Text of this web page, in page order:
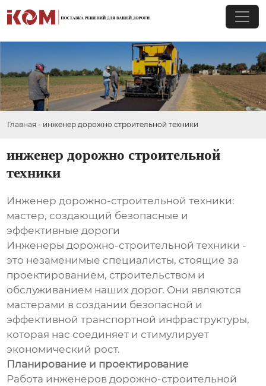
Главная - инженер дорожно строительной техники
инженер дорожно строительной
техники
Инженер дорожно-строительной техники:
мастер, создающий безопасные и
эффективные дороги
Инженеры дорожно-строительной техники -
это незаменимые специалисты, стоящие за
проектированием, строительством и
обслуживанием наших дорог. Они являются
мастерами в создании безопасной и
эффективной транспортной инфраструктуры,
которая нас соединяет и стимулирует
экономический рост.
Планирование и проектирование
Работа инженеров дорожно-строительной